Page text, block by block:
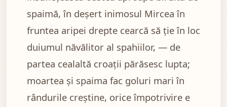
spaimă, în deșert inimosul Mircea în
fruntea aripei drepte cearcă să ție în loc
duiumul năvălitor al spahiilor, — de
partea cealaltă croații părăsesc lupta;
moartea și spaima fac goluri mari în
rândurile creștine, orice împotrivire e